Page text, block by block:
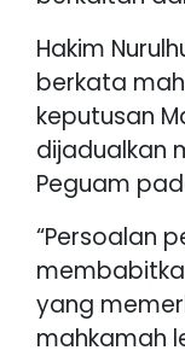
Hakim
berkata
keputusan
dijadualkan
Peguam
“Persoalan
yang
mahkamah